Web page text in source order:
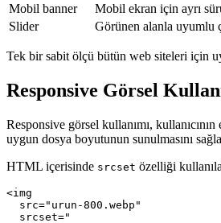
Mobil banner
Mobil ekran için ayrı
Slider
Görünen alanla uyumlu
Tek bir sabit ölçü bütün web siteleri için
Responsive Görsel
Responsive görsel kullanımı, kullanıcının
uygun dosya boyutunun sunulmasını
HTML içerisinde srcset özelliği
<img
  src="urun-800.webp"
  srcset="